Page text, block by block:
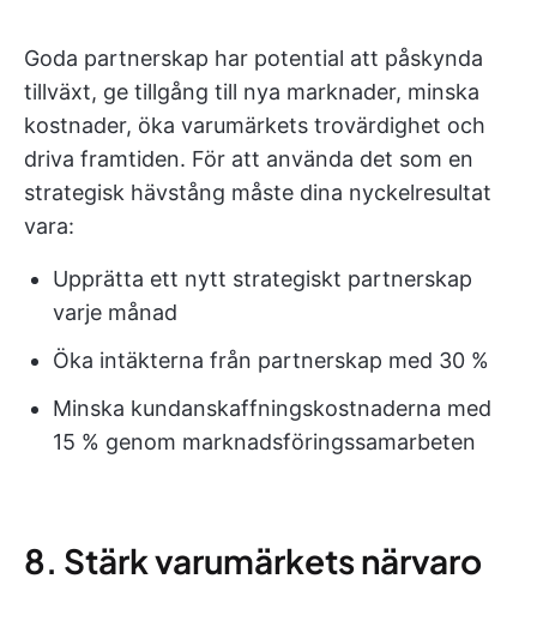
Goda partnerskap har potential att påskynda
tillväxt, ge tillgång till nya marknader, minska
kostnader, öka varumärkets trovärdighet och
driva framtiden. För att använda det som en
strategisk hävstång måste dina nyckelresultat
vara:
Upprätta ett nytt strategiskt partnerskap
varje månad
Öka intäkterna från partnerskap med 30 %
Minska kundanskaffningskostnaderna med
15 % genom marknadsföringssamarbeten
8. Stärk varumärkets närvaro